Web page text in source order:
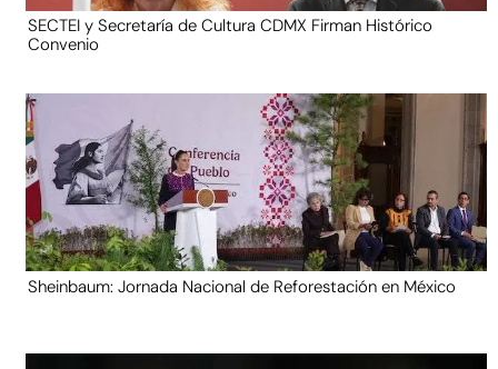
SECTEI y Secretaría de Cultura CDMX Firman Histórico
Convenio
Sheinbaum: Jornada Nacional de Reforestación en México